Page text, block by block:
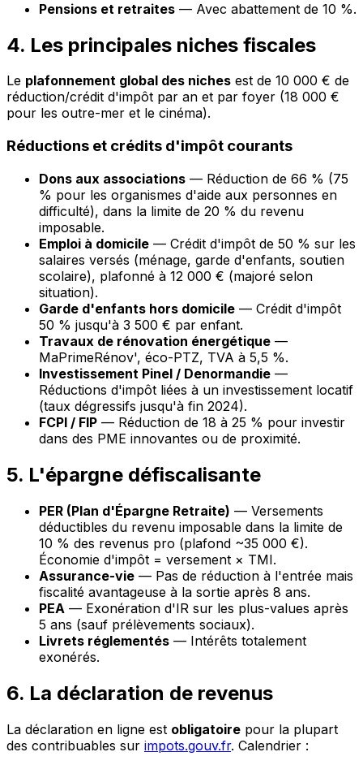
Pensions et retraites — Avec abattement de 10 %.
4. Les principales niches fiscales
Le plafonnement global des niches est de 10 000 € de
réduction/crédit d'impôt par an et par foyer (18 000 €
pour les outre-mer et le cinéma).
Réductions et crédits d'impôt courants
Dons aux associations — Réduction de 66 % (75
% pour les organismes d'aide aux personnes en
difficulté), dans la limite de 20 % du revenu
imposable.
Emploi à domicile — Crédit d'impôt de 50 % sur les
salaires versés (ménage, garde d'enfants, soutien
scolaire), plafonné à 12 000 € (majoré selon
situation).
Garde d'enfants hors domicile — Crédit d'impôt
50 % jusqu'à 3 500 € par enfant.
Travaux de rénovation énergétique —
MaPrimeRénov', éco-PTZ, TVA à 5,5 %.
Investissement Pinel / Denormandie —
Réductions d'impôt liées à un investissement locatif
(taux dégressifs jusqu'à fin 2024).
FCPI / FIP — Réduction de 18 à 25 % pour investir
dans des PME innovantes ou de proximité.
5. L'épargne défiscalisante
PER (Plan d'Épargne Retraite) — Versements
déductibles du revenu imposable dans la limite de
10 % des revenus pro (plafond ~35 000 €).
Économie d'impôt = versement × TMI.
Assurance-vie — Pas de réduction à l'entrée mais
fiscalité avantageuse à la sortie après 8 ans.
PEA — Exonération d'IR sur les plus-values après
5 ans (sauf prélèvements sociaux).
Livrets réglementés — Intérêts totalement
exonérés.
6. La déclaration de revenus
La déclaration en ligne est obligatoire pour la plupart
des contribuables sur impots.gouv.fr. Calendrier :